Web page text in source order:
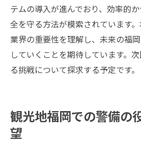
テムの導入が進んでおり、効率的
全を守る方法が模索されています
業界の重要性を理解し、未来の福
していくことを期待しています。
る挑戦について探求する予定です。
観光地福岡での警備の
望